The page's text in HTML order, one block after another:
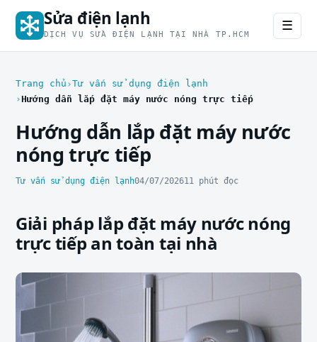
Sửa điện lạnh
DỊCH VỤ SỬA ĐIỆN LẠNH TẠI NHÀ TP.HCM
☰
Trang chủ Tư vấn sử dụng điện lạnh
Hướng dẫn lắp đặt máy nước nóng trực tiếp
Hướng dẫn lắp đặt máy nước
nóng trực tiếp
Tư vấn sử dụng điện lạnh04/07/202611 phút đọc
Giải pháp lắp đặt máy nước nóng
trực tiếp an toàn tại nhà